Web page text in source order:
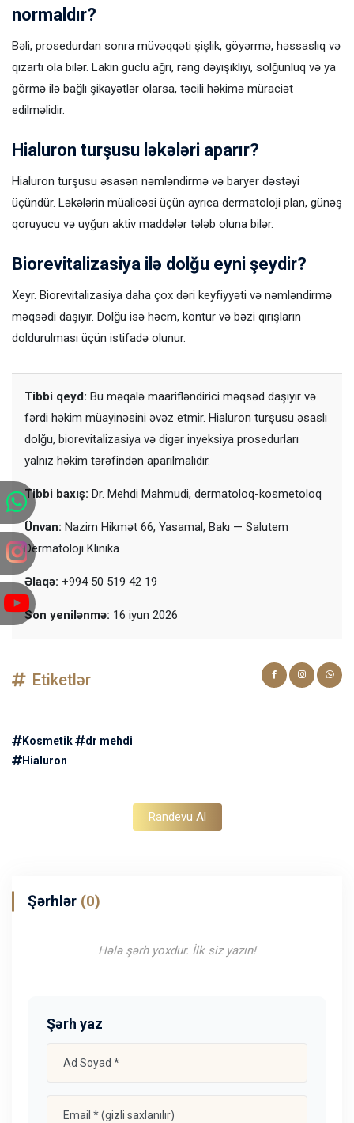
normaldır?
Bəli, prosedurdan sonra müvəqqəti şişlik, göyərmə, həssaslıq və
qızartı ola bilər. Lakin güclü ağrı, rəng dəyişikliyi, solğunluq və ya
görmə ilə bağlı şikayətlər olarsa, təcili həkimə müraciət
edilməlidir.
Hialuron turşusu ləkələri aparır?
Hialuron turşusu əsasən nəmləndirmə və baryer dəstəyi
üçündür. Ləkələrin müalicəsi üçün ayrıca dermatoloji plan, günəş
qoruyucu və uyğun aktiv maddələr tələb oluna bilər.
Biorevitalizasiya ilə dolğu eyni şeydir?
Xeyr. Biorevitalizasiya daha çox dəri keyfiyyəti və nəmləndirmə
məqsədi daşıyır. Dolğu isə həcm, kontur və bəzi qırışların
doldurulması üçün istifadə olunur.
Tibbi qeyd: Bu məqalə maarifləndirici məqsəd daşıyır və
fərdi həkim müayinəsini əvəz etmir. Hialuron turşusu əsaslı
dolğu, biorevitalizasiya və digər inyeksiya prosedurları
yalnız həkim tərəfindən aparılmalıdır.
Tibbi baxış: Dr. Mehdi Mahmudi, dermatoloq-kosmetoloq
Ünvan: Nazim Hikmət 66, Yasamal, Bakı — Salutem
Dermatoloji Klinika
Əlaqə: +994 50 519 42 19
Son yenilənmə: 16 iyun 2026
Etiketlər
Kosmetik
dr mehdi
Hialuron
Randevu Al
Şərhlər (0)
Hələ şərh yoxdur. İlk siz yazın!
Şərh yaz